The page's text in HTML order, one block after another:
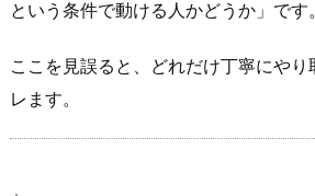
自
2.
割
という条件で動ける人かどうか」です。
ここを見誤ると、どれだけ丁寧にや
レます。